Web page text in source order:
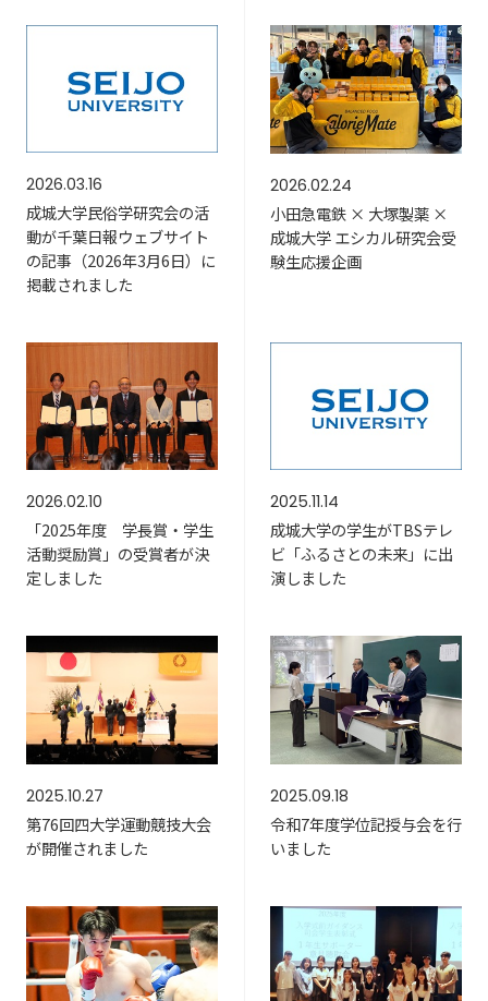
2026.03.16
成城大学民俗学研究会の活
動が千葉日報ウェブサイト
の記事（2026年3月6日）に
掲載されました
2026.02.24
小田急電鉄 × 大塚製薬 ×
成城大学 エシカル研究会受
験生応援企画
2026.02.10
「2025年度 学長賞・学生
活動奨励賞」の受賞者が決
定しました
2025.11.14
成城大学の学生がTBSテレ
ビ「ふるさとの未来」に出
演しました
2025.10.27
第76回四大学運動競技大会
が開催されました
2025.09.18
令和7年度学位記授与会を行
いました